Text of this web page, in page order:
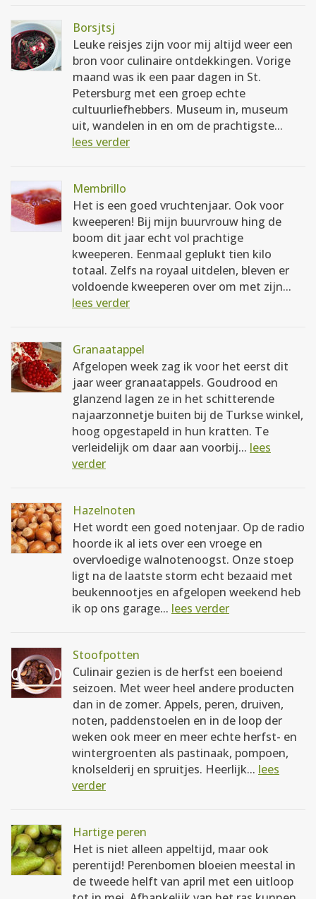
Borsjtsj
Leuke reisjes zijn voor mij altijd weer een
bron voor culinaire ontdekkingen. Vorige
maand was ik een paar dagen in St.
Petersburg met een groep echte
cultuurliefhebbers. Museum in, museum
uit, wandelen in en om de prachtigste...
lees verder
Membrillo
Het is een goed vruchtenjaar. Ook voor
kweeperen! Bij mijn buurvrouw hing de
boom dit jaar echt vol prachtige
kweeperen. Eenmaal geplukt tien kilo
totaal. Zelfs na royaal uitdelen, bleven er
voldoende kweeperen over om met zijn...
lees verder
Granaatappel
Afgelopen week zag ik voor het eerst dit
jaar weer granaatappels. Goudrood en
glanzend lagen ze in het schitterende
najaarzonnetje buiten bij de Turkse winkel,
hoog opgestapeld in hun kratten. Te
verleidelijk om daar aan voorbij... lees
verder
Hazelnoten
Het wordt een goed notenjaar. Op de radio
hoorde ik al iets over een vroege en
overvloedige walnotenoogst. Onze stoep
ligt na de laatste storm echt bezaaid met
beukennootjes en afgelopen weekend heb
ik op ons garage... lees verder
Stoofpotten
Culinair gezien is de herfst een boeiend
seizoen. Met weer heel andere producten
dan in de zomer. Appels, peren, druiven,
noten, paddenstoelen en in de loop der
weken ook meer en meer echte herfst- en
wintergroenten als pastinaak, pompoen,
knolselderij en spruitjes. Heerlijk... lees
verder
Hartige peren
Het is niet alleen appeltijd, maar ook
perentijd! Perenbomen bloeien meestal in
de tweede helft van april met een uitloop